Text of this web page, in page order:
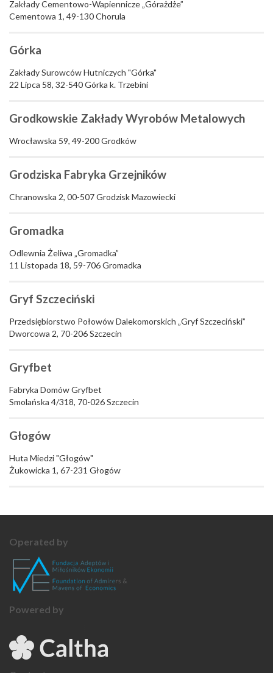
Zakłady Cementowo-Wapiennicze „Górażdże”
Cementowa 1, 49-130 Chorula
Górka
Zakłady Surowców Hutniczych "Górka"
22 Lipca 58, 32-540 Górka k. Trzebini
Grodkowskie Zakłady Wyrobów Metalowych
Wrocławska 59, 49-200 Grodków
Grodziska Fabryka Grzejników
Chranowska 2, 00-507 Grodzisk Mazowiecki
Gromadka
Odlewnia Żeliwa „Gromadka”
11 Listopada 18, 59-706 Gromadka
Gryf Szczeciński
Przedsiębiorstwo Połowów Dalekomorskich „Gryf Szczeciński”
Dworcowa 2, 70-206 Szczecin
Gryfbet
Fabryka Domów Gryfbet
Smolańska 4/318, 70-026 Szczecin
Głogów
Huta Miedzi "Głogów"
Żukowicka 1, 67-231 Głogów
Operated by
Powered by